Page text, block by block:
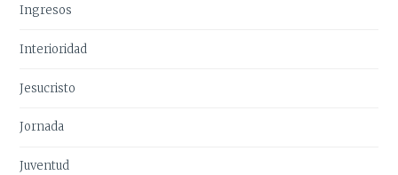
Ingresos
Interioridad
Jesucristo
Jornada
Juventud